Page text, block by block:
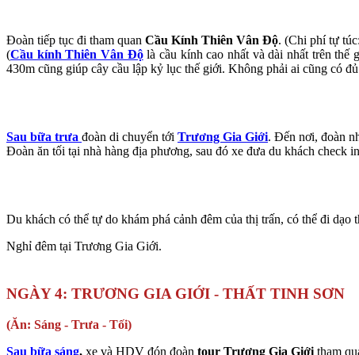
Đoàn tiếp tục đi tham quan Cầu Kính Thiên Vân Độ. (Chi phí tự
(Cầu kính Thiên Vân Độlà cầu kính cao nhất và dài nhất trên thế
430m cũng giúp cây cầu lập kỷ lục thế giới. Không phải ai cũng có
Sau bữa trưa đoàn di chuyển tới Trương Gia Giới. Đến nơi, đoàn
Đoàn ăn tối tại nhà hàng địa phương, sau đó xe đưa du khách check
Du khách có thể tự do khám phá cảnh đêm của thị trấn, có thể đi
Nghỉ đêm tại Trương Gia Giới.
NGÀY 4: TRƯƠNG GIA GIỚI - THẤT TINH SƠN
(Ăn: Sáng - Trưa - Tối)
Sau bữa sáng, xe và HDV đón đoàn tour Trương Gia Giới tham